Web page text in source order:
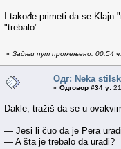
I takođe primeti da se Klajn
"trebalo".
« Задњи пут промењено: 00.54
Одг: Neka
« Одговор #34 у:
Dakle, tražiš da se u
— Jesi li čuo da je Pera
— A šta je trebalo da uradi?